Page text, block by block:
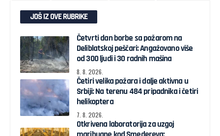
JOŠ IZ OVE RUBRIKE
Četvrti dan borbe sa požarom na
Deliblatskoj peščari: Angažovano više
od 300 ljudi i 30 radnih mašina
8. 8. 2026.
Četiri velika požara i dalje aktivna u
Srbiji: Na terenu 484 pripadnika i četiri
helikoptera
7. 8. 2026.
Otkrivena laboratorija za uzgoj